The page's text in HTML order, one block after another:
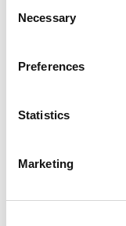
Selection
Necessary
Preferences
Statistics
Marketing
성이 감소하였습니
및 Quantum
백그라운드에서
능은 테이프의 데